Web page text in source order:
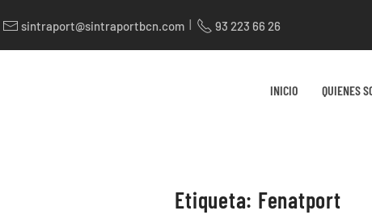
sintraport@sintraportbcn.com | 93 223 66 26
INICIO QUIENES
Etiqueta: Fenatport